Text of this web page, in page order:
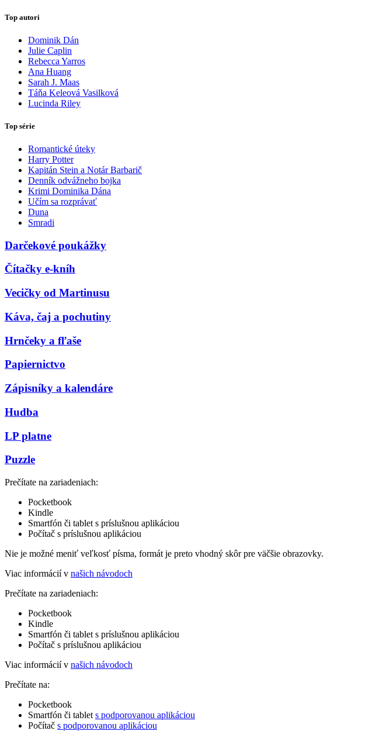
Top autori
Dominik Dán
Julie Caplin
Rebecca Yarros
Ana Huang
Sarah J. Maas
Táňa Keleová Vasilková
Lucinda Riley
Top série
Romantické úteky
Harry Potter
Kapitán Stein a Notár Barbarič
Denník odvážneho bojka
Krimi Dominika Dána
Učím sa rozprávať
Duna
Smradi
Darčekové poukážky
Čítačky e-kníh
Vecičky od Martinusu
Káva, čaj a pochutiny
Hrnčeky a fľaše
Papiernictvo
Zápisníky a kalendáre
Hudba
LP platne
Puzzle
Prečítate na zariadeniach:
Pocketbook
Kindle
Smartfón či tablet s príslušnou aplikáciou
Počítač s príslušnou aplikáciou
Nie je možné meniť veľkosť písma, formát je preto vhodný skôr pre väčšie obrazovky.
Viac informácií v našich návodoch
Prečítate na zariadeniach:
Pocketbook
Kindle
Smartfón či tablet s príslušnou aplikáciou
Počítač s príslušnou aplikáciou
Viac informácií v našich návodoch
Prečítate na:
Pocketbook
Smartfón či tablet s podporovanou aplikáciou
Počítač s podporovanou aplikáciou